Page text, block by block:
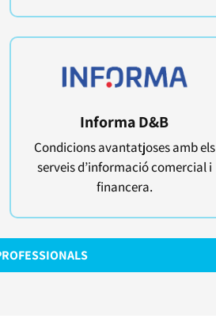
Informa D&B
Condicions avantatjoses amb els
serveis d’informació comercial i
financera.